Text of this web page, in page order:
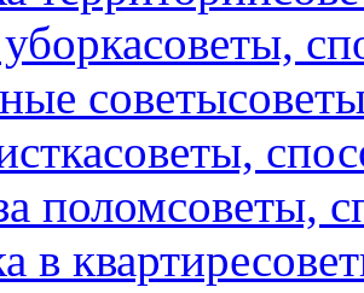
советы,
советы
советы,
поломсоветы,
в квартире